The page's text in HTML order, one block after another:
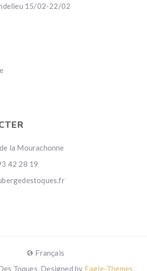
15/02-22/02
la Mourachonne
42 28 19
Français
Toques. Designed by Eagle-Themes